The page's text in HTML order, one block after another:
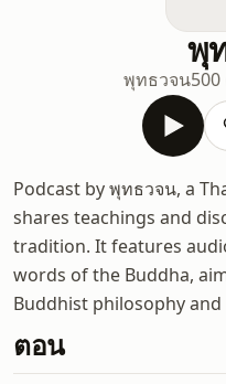
พุ
พุทธวจน
Podcast by พุทธวจน, a
shares teachings and
tradition. It features
words of the Buddha,
Buddhist philosophy and
ตอน